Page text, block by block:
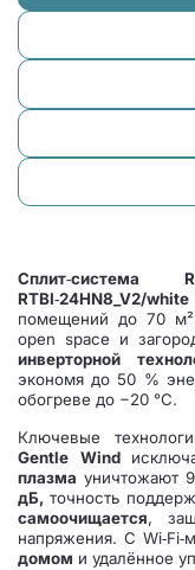
RTBI‑24HN8_V2/white
помещений до 70
open space и
инверторной
экономя до 50 %
обогреве до −20 °C.
Ключевые
Gentle Wind
плазма уничтожают
дБ, точность
самоочищается,
напряжения. С
домом и удалённое